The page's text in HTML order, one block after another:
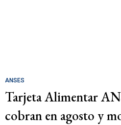
ANSES
Tarjeta Alimentar
cobran en agosto y